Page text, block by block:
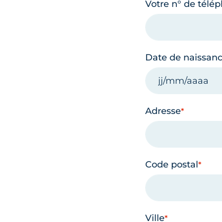
Votre n° de
Date de
Adresse
Code postal
Ville